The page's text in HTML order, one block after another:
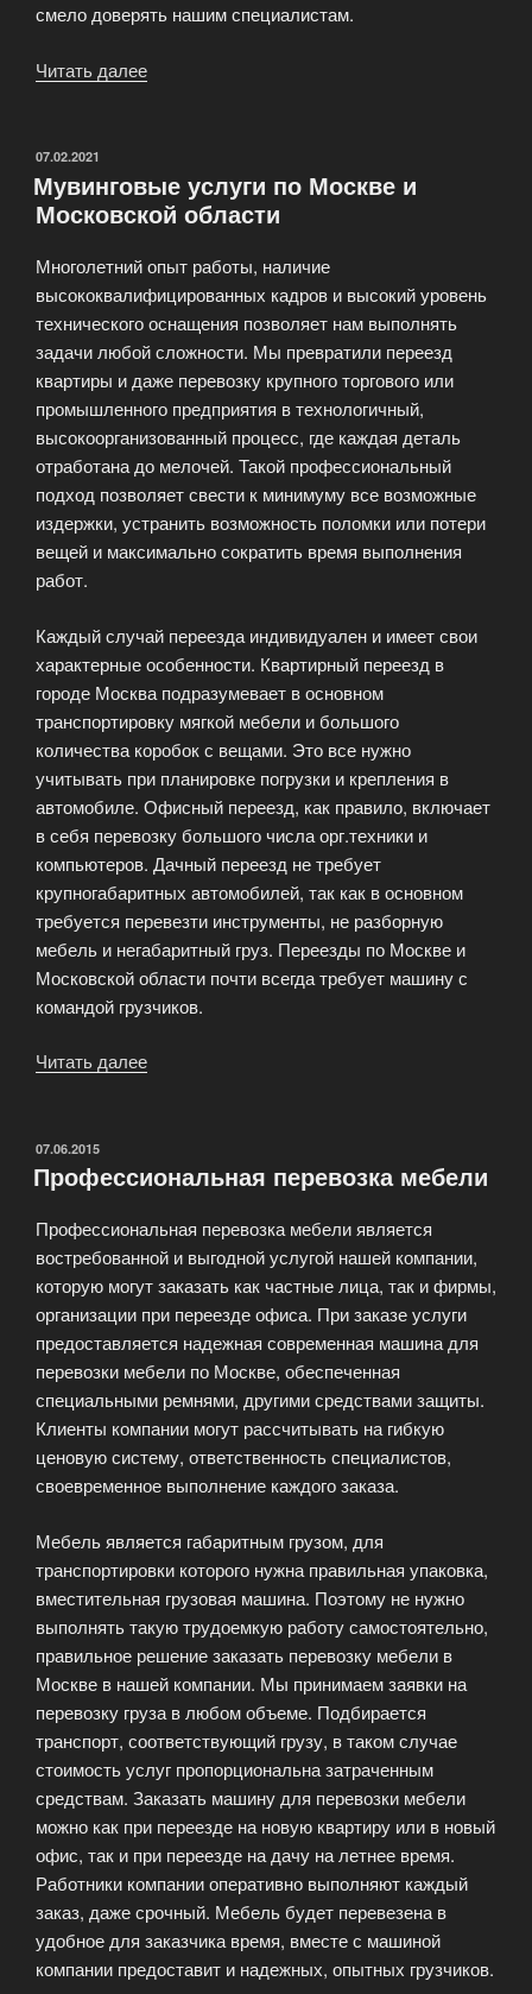
смело доверять нашим специалистам.
Читать далее
аккуратно!»
ОПУБЛИКОВАНО
07.02.2021
Мувинговые услуги по Москве и
Московской области
Многолетний опыт работы, наличие
высококвалифицированных кадров и высокий уровень
технического оснащения позволяет нам выполнять
задачи любой сложности. Мы превратили переезд
квартиры и даже перевозку крупного торгового или
промышленного предприятия в технологичный,
высокоорганизованный процесс, где каждая деталь
отработана до мелочей. Такой профессиональный
подход позволяет свести к минимуму все возможные
издержки, устранить возможность поломки или потери
вещей и максимально сократить время выполнения
работ.
Каждый случай переезда индивидуален и имеет свои
характерные особенности. Квартирный переезд в
городе Москва подразумевает в основном
транспортировку мягкой мебели и большого
количества коробок с вещами. Это все нужно
учитывать при планировке погрузки и крепления в
автомобиле. Офисный переезд, как правило, включает
в себя перевозку большого числа орг.техники и
компьютеров. Дачный переезд не требует
крупногабаритных автомобилей, так как в основном
требуется перевезти инструменты, не разборную
мебель и негабаритный груз. Переезды по Москве и
Московской области почти всегда требует машину с
командой грузчиков.
Читать далее
и
области»
ОПУБЛИКОВАНО
07.06.2015
Профессиональная перевозка мебели
Профессиональная перевозка мебели является
востребованной и выгодной услугой нашей компании,
которую могут заказать как частные лица, так и фирмы,
организации при переезде офиса. При заказе услуги
предоставляется надежная современная машина для
перевозки мебели по Москве, обеспеченная
специальными ремнями, другими средствами защиты.
Клиенты компании могут рассчитывать на гибкую
ценовую систему, ответственность специалистов,
своевременное выполнение каждого заказа.
Мебель является габаритным грузом, для
транспортировки которого нужна правильная упаковка,
вместительная грузовая машина. Поэтому не нужно
выполнять такую трудоемкую работу самостоятельно,
правильное решение заказать перевозку мебели в
Москве в нашей компании. Мы принимаем заявки на
перевозку груза в любом объеме. Подбирается
транспорт, соответствующий грузу, в таком случае
стоимость услуг пропорциональна затраченным
средствам. Заказать машину для перевозки мебели
можно как при переезде на новую квартиру или в новый
офис, так и при переезде на дачу на летнее время.
Работники компании оперативно выполняют каждый
заказ, даже срочный. Мебель будет перевезена в
удобное для заказчика время, вместе с машиной
компании предоставит и надежных, опытных грузчиков.